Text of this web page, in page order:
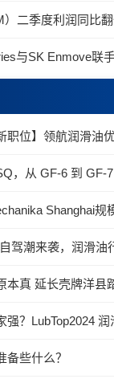
与SK Enmove联
职位】领航润滑油
驾潮来袭，润滑油
本真 延长壳牌洋县
强？LubTop2024
些什么？